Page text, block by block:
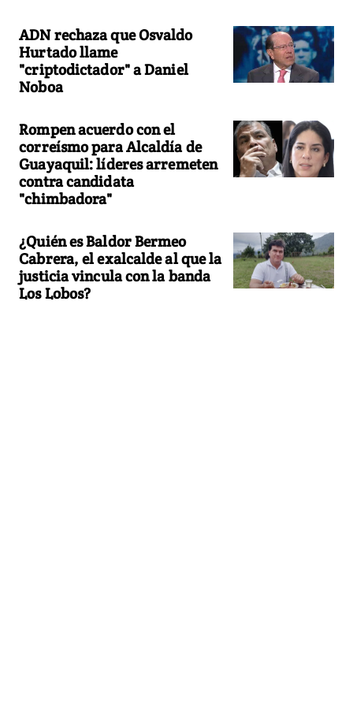
ADN rechaza que Osvaldo
Hurtado llame
"criptodictador" a Daniel
Noboa
Rompen acuerdo con el
correísmo para Alcaldía de
Guayaquil: líderes arremeten
contra candidata
"chimbadora"
¿Quién es Baldor Bermeo
Cabrera, el exalcalde al que la
justicia vincula con la banda
Los Lobos?